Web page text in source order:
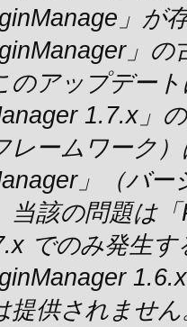
」が
」の
のアップデー
1.7.x」
レームワーク
」（バ
当該の問題は
でのみ発生
提供されません